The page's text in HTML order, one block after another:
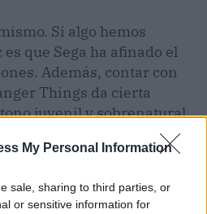
My Personal Information
sale, sharing to third parties, or
or sensitive information for
Si algo hemos
que Sega ha afinado el
Además, contar con
Things da cierta
juvenil y sobrenatural
es si respetarán el
hasta dejarlo